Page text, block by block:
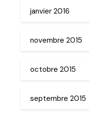
janvier 2016
novembre 2015
octobre 2015
septembre 2015